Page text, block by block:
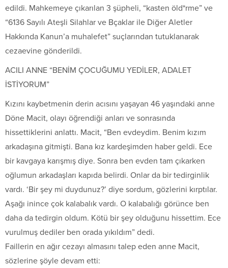
edildi. Mahkemeye çıkarılan 3 şüpheli, “kasten öld*rme” ve
“6136 Sayılı Ateşli Silahlar ve Bçaklar ile Diğer Aletler
Hakkında Kanun’a muhalefet” suçlarından tutuklanarak
cezaevine gönderildi.
ACILI ANNE “BENİM ÇOCUĞUMU YEDİLER, ADALET
İSTİYORUM”
Kızını kaybetmenin derin acısını yaşayan 46 yaşındaki anne
Döne Macit, olayı öğrendiği anları ve sonrasında
hissettiklerini anlattı. Macit, “Ben evdeydim. Benim kızım
arkadaşına gitmişti. Bana kız kardeşimden haber geldi. Ece
bir kavgaya karışmış diye. Sonra ben evden tam çıkarken
oğlumun arkadaşları kapıda belirdi. Onlar da bir tedirginlik
vardı. ‘Bir şey mi duydunuz?’ diye sordum, gözlerini kırptılar.
Aşağı inince çok kalabalık vardı. O kalabalığı görünce ben
daha da tedirgin oldum. Kötü bir şey olduğunu hissettim. Ece
vurulmuş dediler ben orada yıkıldım” dedi.
Faillerin en ağır cezayı almasını talep eden anne Macit,
sözlerine şöyle devam etti: